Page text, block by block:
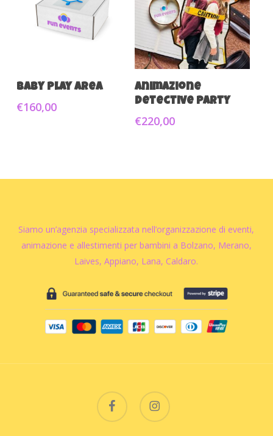
Aggiungi Al Carrello
Baby Play Area
€160,00
Aggiungi Al Carrello
Animazione
Detective Party
€220,00
Siamo un’agenzia specializzata nell’organizzazione di eventi,
animazione e allestimenti per bambini a Bolzano, Merano,
Laives, Appiano, Lana, Caldaro.
facebook instagram